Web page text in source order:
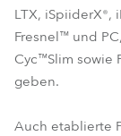
LTX, iSpiiderX®,
Fresnel™ und
Cyc™Slim sowie
geben.
Auch etablierte